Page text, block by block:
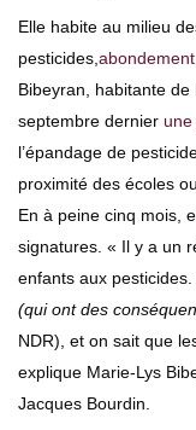
Elle habite au milieu
pesticides,
Bibeyran, habitante
septembre dernier
l’épandage de
proximité des écoles
En à peine cinq mois,
signatures. « Il y a un
enfants aux
(qui ont des
NDR), et on sait que
explique Marie-Lys
Jacques Bourdin.